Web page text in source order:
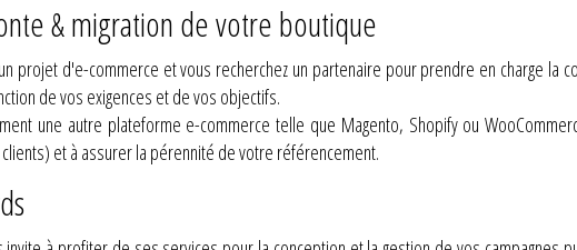
& migration de votre boutique
projet d'e-commerce et vous recherchez un partenaire pour prendre en charge
de vos exigences et de vos objectifs.
une autre plateforme e-commerce telle que Magento, Shopify ou
et à assurer la pérennité de votre référencement.